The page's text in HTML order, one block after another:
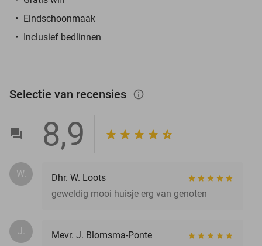
Eindschoonmaak
Inclusief bedlinnen
Selectie van recensies info_outlined
8,9
W.
Dhr. W. Loots
geweldig mooi huisje erg van genoten
J.
Mevr. J. Blomsma-Ponte